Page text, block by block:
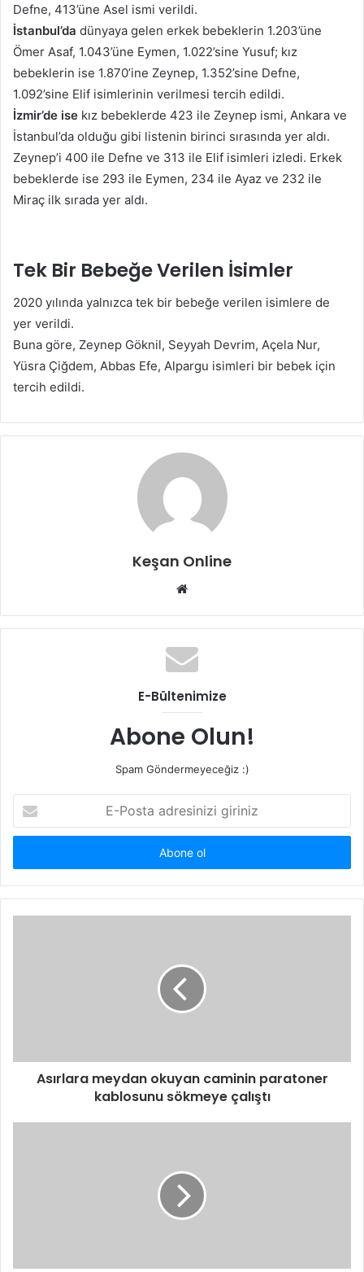
Defne, 413’üne Asel ismi verildi.
İstanbul’da dünyaya gelen erkek bebeklerin 1.203’üne
Ömer Asaf, 1.043’üne Eymen, 1.022’sine Yusuf; kız
bebeklerin ise 1.870’ine Zeynep, 1.352’sine Defne,
1.092’sine Elif isimlerinin verilmesi tercih edildi.
İzmir’de ise kız bebeklerde 423 ile Zeynep ismi, Ankara ve
İstanbul’da olduğu gibi listenin birinci sırasında yer aldı.
Zeynep’i 400 ile Defne ve 313 ile Elif isimleri izledi. Erkek
bebeklerde ise 293 ile Eymen, 234 ile Ayaz ve 232 ile
Miraç ilk sırada yer aldı.
Tek Bir Bebeğe Verilen İsimler
2020 yılında yalnızca tek bir bebeğe verilen isimlere de
yer verildi.
Buna göre, Zeynep Göknil, Seyyah Devrim, Açela Nur,
Yüsra Çiğdem, Abbas Efe, Alpargu isimleri bir bebek için
tercih edildi.
Keşan Online
Web
E-Bültenimize
Abone Olun!
Spam Göndermeyeceğiz :)
Posta
adresinizi
Asırlara meydan okuyan caminin paratoner
kablosunu sökmeye çalıştı